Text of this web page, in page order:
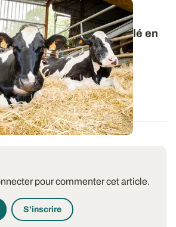
l'utilisation de paille de blé en
ont contraint à
le début de l’été et...
pour commenter cet article.
S'inscrire